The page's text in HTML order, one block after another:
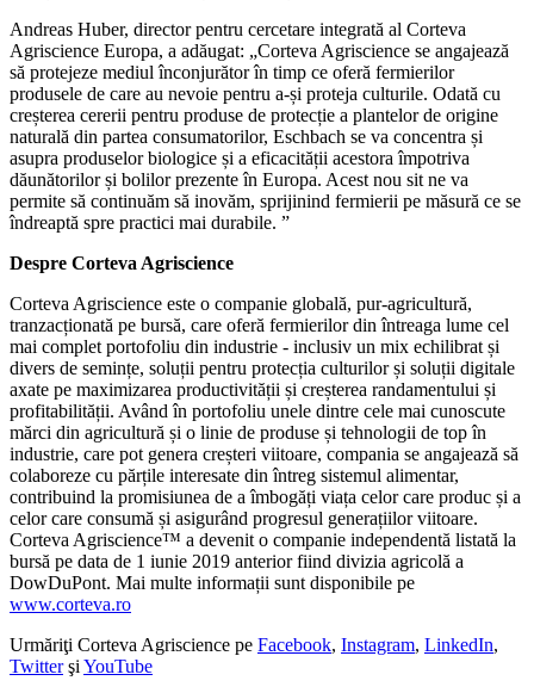
Andreas Huber, director pentru cercetare integrată al Corteva
Agriscience Europa, a adăugat: „Corteva Agriscience se angajează
să protejeze mediul înconjurător în timp ce oferă fermierilor
produsele de care au nevoie pentru a-și proteja culturile. Odată cu
creșterea cererii pentru produse de protecție a plantelor de origine
naturală din partea consumatorilor, Eschbach se va concentra și
asupra produselor biologice și a eficacității acestora împotriva
dăunătorilor și bolilor prezente în Europa. Acest nou sit ne va
permite să continuăm să inovăm, sprijinind fermierii pe măsură ce se
îndreaptă spre practici mai durabile. ”
Despre Corteva Agriscience
Corteva Agriscience este o companie globală, pur-agricultură,
tranzacționată pe bursă, care oferă fermierilor din întreaga lume cel
mai complet portofoliu din industrie - inclusiv un mix echilibrat și
divers de semințe, soluții pentru protecția culturilor și soluții digitale
axate pe maximizarea productivității și creșterea randamentului și
profitabilității. Având în portofoliu unele dintre cele mai cunoscute
mărci din agricultură și o linie de produse și tehnologii de top în
industrie, care pot genera creșteri viitoare, compania se angajează să
colaboreze cu părțile interesate din întreg sistemul alimentar,
contribuind la promisiunea de a îmbogăți viața celor care produc și a
celor care consumă și asigurând progresul generațiilor viitoare.
Corteva Agriscience™ a devenit o companie independentă listată la
bursă pe data de 1 iunie 2019 anterior fiind divizia agricolă a
DowDuPont. Mai multe informații sunt disponibile pe
www.corteva.ro
Urmăriţi Corteva Agriscience pe Facebook, Instagram, LinkedIn,
Twitterşi YouTube